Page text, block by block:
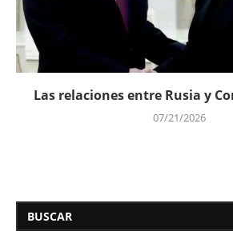
Las relaciones entre Rusia y
07/21/2026
BUSCAR